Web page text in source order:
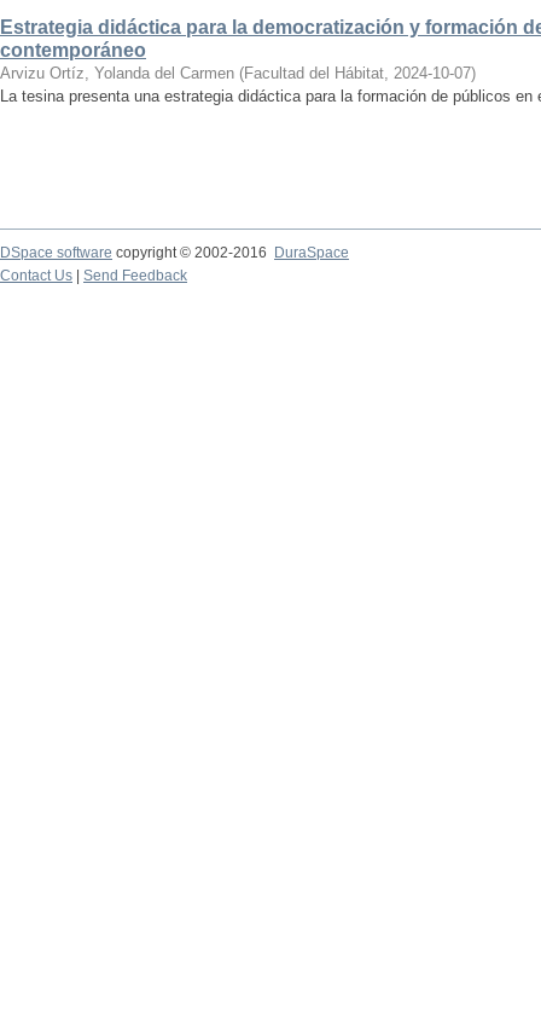
Estrategia didáctica para la democratización y formación
contemporáneo
Arvizu Ortíz, Yolanda del Carmen (Facultad del Hábitat, 2024-10-07)
La tesina presenta una estrategia didáctica para la formación de públicos en
DSpace software copyright © 2002-2016
DuraSpace
Contact Us
Send Feedback